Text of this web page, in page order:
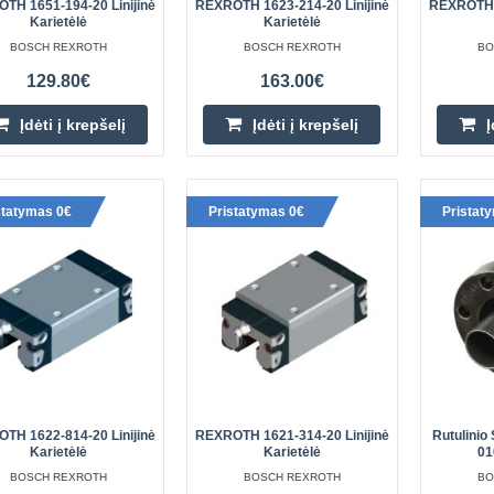
Aukštis (H): 48 mm Plotis (A): 100
Dydis: 35 H1: 41 mm Skylės dydis
A3: 33 mm Varžto dydis (S9): M3-
REXROTH R1512 veržlė 210 13
1651-194-20 Linijinė
Karietėlė
BOSCH REXROTH
129.80€
Įdėti į krepšelį
REXROTH 1623-214-20 Linijinė
Karietėlė
BOSCH REXROTH
163.00€
Įdėti į krepšelį
0€
1622-814-20 Linijinė
Karietėlė
BOSCH REXROTH
Pristatymas 0€
REXROTH 1621-314-20 Linijinė
Karietėlė
BOSCH REXROTH
Rutulinio